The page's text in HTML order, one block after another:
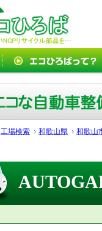
工場検索 和歌山県 和歌山